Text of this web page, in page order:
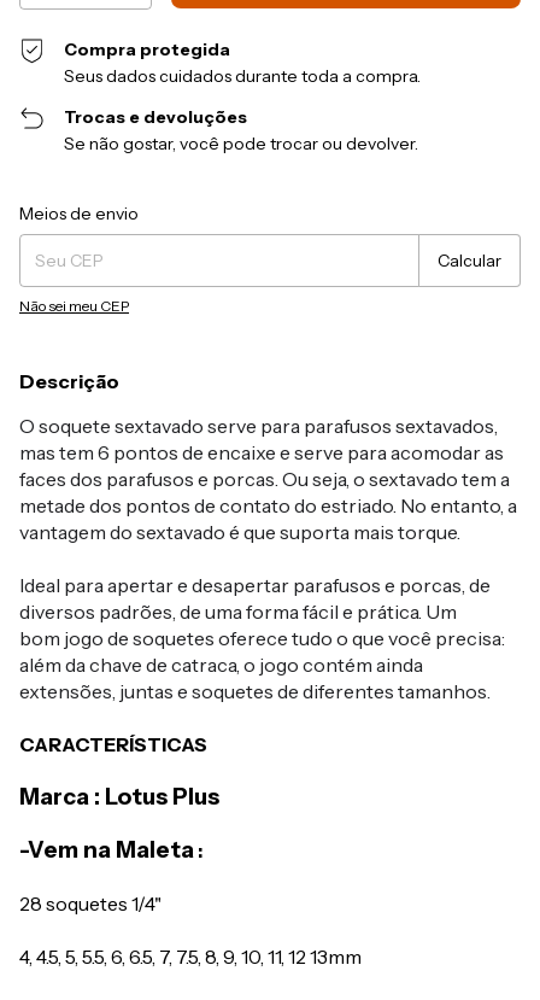
Compra protegida
Seus dados cuidados durante toda a compra.
Trocas e devoluções
Se não gostar, você pode trocar ou devolver.
Entregas para o CEP:
Meios de envio
Calcular
Não sei meu CEP
Descrição
O soquete sextavado serve para parafusos sextavados,
mas tem 6 pontos de encaixe e serve para acomodar as
faces dos parafusos e porcas. Ou seja, o sextavado tem a
metade dos pontos de contato do estriado. No entanto, a
vantagem do sextavado é que suporta mais torque.
Ideal para apertar e desapertar parafusos e porcas, de
diversos padrões, de uma forma fácil e prática. Um
bom jogo de soquetes oferece tudo o que você precisa:
além da chave de catraca, o jogo contém ainda
extensões, juntas e soquetes de diferentes tamanhos.
CARACTERÍSTICAS
Marca : Lotus Plus
-Vem na Maleta :
28 soquetes 1/4"
4, 4.5, 5, 5.5, 6, 6.5, 7, 7.5, 8, 9, 10, 11, 12 13mm